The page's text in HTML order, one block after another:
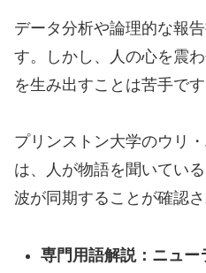
データ分析や論理的な報
す。しかし、人の心を震
を生み出すことは苦手です
プリンストン大学のウリ
は、人が物語を聞いてい
波が同期することが確認さ
専門用語解説：ニュ